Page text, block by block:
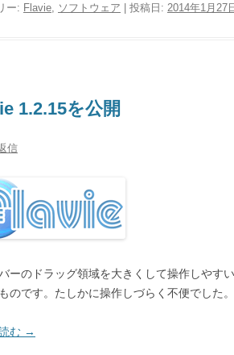
ー: Flavie, ソフトウェア | 投稿日: 2014年1月27
1.2.15を公開
信
ーのドラッグ領域を大きくして操作しやす
のです。たしかに操作しづらく不便でした。
む →